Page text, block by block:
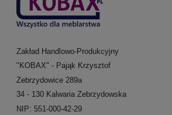
Zakład Handlowo-Produkcyjny
"KOBAX" - Pająk Krzysztof
Zebrzydowice 289a
34 - 130 Kalwaria Zebrzydowska
NIP: 551-000-42-29